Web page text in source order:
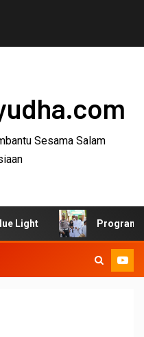
Sesama Salam
Program SUJUD